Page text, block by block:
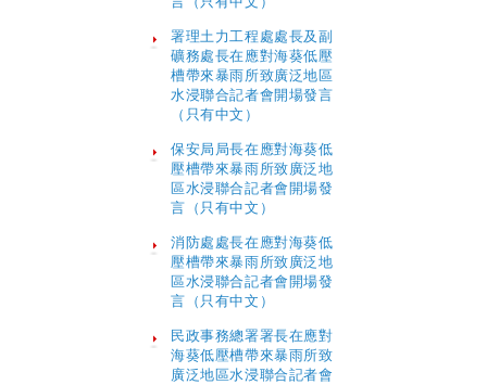
署理土力工程處處長及副
礦務處長在應對海葵低壓
槽帶來暴雨所致廣泛地區
水浸聯合記者會開場發言
（只有中文）
保安局局長在應對海葵低
壓槽帶來暴雨所致廣泛地
區水浸聯合記者會開場發
言（只有中文）
消防處處長在應對海葵低
壓槽帶來暴雨所致廣泛地
區水浸聯合記者會開場發
言（只有中文）
民政事務總署署長在應對
海葵低壓槽帶來暴雨所致
廣泛地區水浸聯合記者會